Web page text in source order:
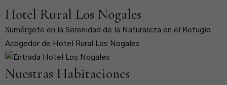
Hotel Rural Los Nogales
Sumérgete en la Serenidad de la Naturaleza en el Refugio
Acogedor de Hotel Rural Los Nogales
Nuestras Habitaciones